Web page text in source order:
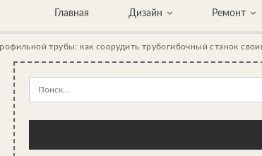
Главная Дизайн Ремонт
трубы: как соорудить трубогибочный станок